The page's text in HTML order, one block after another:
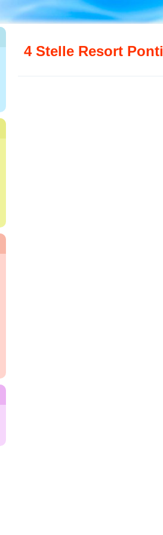
4 Stelle Resort Ponti